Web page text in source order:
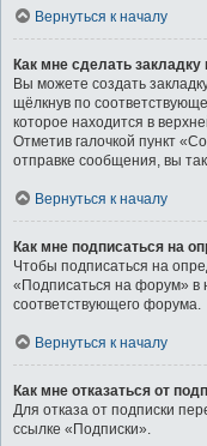
Вернуться к началу
Как мне сделать
Вы можете создать
щёлкнув по
которое находится в
Отметив галочкой пункт
отправке сообщения, вы
Вернуться к началу
Как мне подписаться на
Чтобы подписаться на
«Подписаться на форум» в
соответствующего форума.
Вернуться к началу
Как мне отказаться от
Для отказа от подписки
ссылке «Подписки».